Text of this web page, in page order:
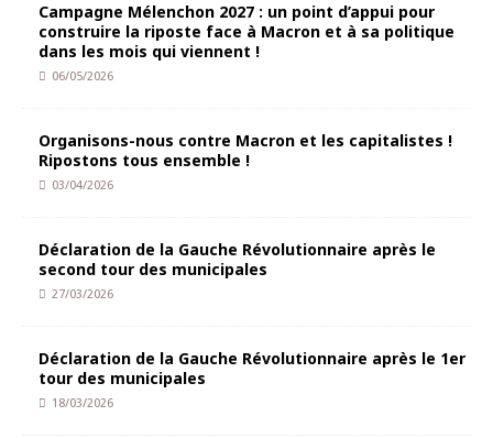
Campagne Mélenchon 2027 : un point d’appui pour
construire la riposte face à Macron et à sa politique
dans les mois qui viennent !
06/05/2026
Organisons-nous contre Macron et les capitalistes !
Ripostons tous ensemble !
03/04/2026
Déclaration de la Gauche Révolutionnaire après le
second tour des municipales
27/03/2026
Déclaration de la Gauche Révolutionnaire après le 1er
tour des municipales
18/03/2026